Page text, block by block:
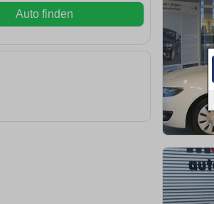
Auto finden